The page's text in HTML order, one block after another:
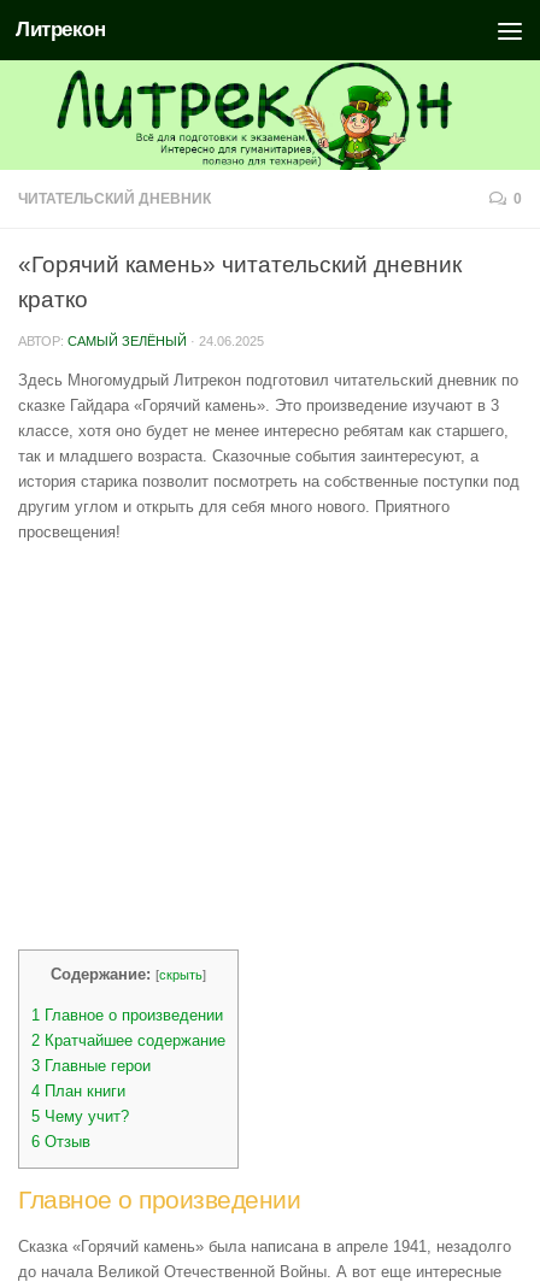
Литрекон
ЧИТАТЕЛЬСКИЙ ДНЕВНИК 0
«Горячий камень» читательский дневник
кратко
АВТОР: САМЫЙ ЗЕЛЁНЫЙ · 24.06.2025
Здесь Многомудрый Литрекон подготовил читательский дневник по
сказке Гайдара «Горячий камень». Это произведение изучают в 3
классе, хотя оно будет не менее интересно ребятам как старшего,
так и младшего возраста. Сказочные события заинтересуют, а
история старика позволит посмотреть на собственные поступки под
другим углом и открыть для себя много нового. Приятного
просвещения!
Содержание: [скрыть]
1
Главное о произведении
2 Кратчайшее содержание
3 Главные герои
4 План книги
5 Чему учит?
6 Отзыв
Главное о произведении
Сказка «Горячий камень» была написана в апреле 1941, незадолго
до начала Великой Отечественной Войны. А вот еще интересные